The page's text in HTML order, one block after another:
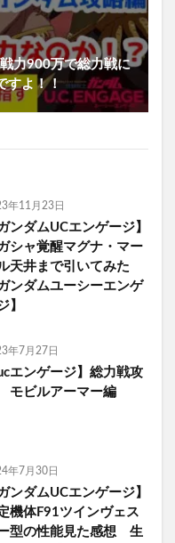
力900万で総力戦に
すよ！！
年11月23日
ンダムUCエンゲージ】
シャ覚醒マグナ・マー
天井まで引いてみた
ガンダムユーシーエンゲ
】
年7月27日
エンゲージ】総力戦攻
モビルアーマー編
年7月30日
ンダムUCエンゲージ】
機体F91ツインヴェス
型の性能見た感想 生